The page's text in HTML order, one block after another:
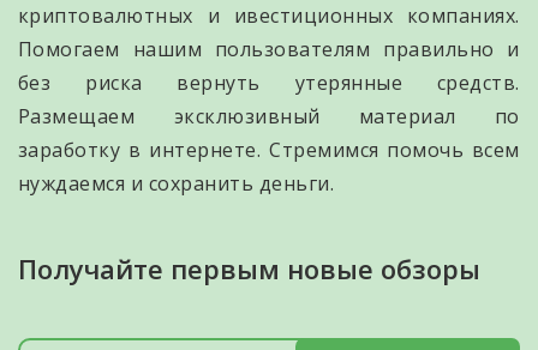
криптовалютных и ивестиционных компаниях.
Помогаем нашим пользователям правильно и
без риска вернуть утерянные средств.
Размещаем эксклюзивный материал по
заработку в интернете. Стремимся помочь всем
нуждаемся и сохранить деньги.
Получайте первым новые обзоры